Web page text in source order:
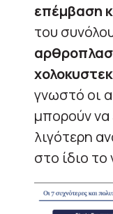
επέμβαση
του
γνωστό οι
μπορούν να
λιγότερη
στο ίδιο